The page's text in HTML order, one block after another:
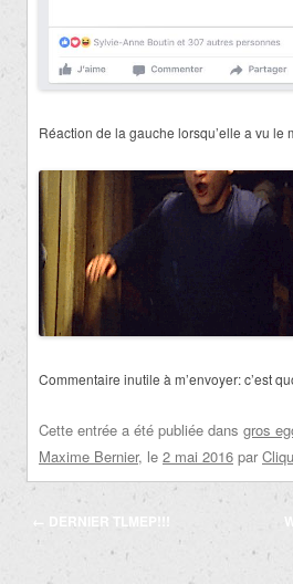
Réaction de la gauche lorsqu’elle a vu le
Commentaire inutile à m’envoyer: c’est
Cette entrée a été publiée dans gros
Maxime Bernier, le 2 mai 2016 par
Navigation
← DERNIER TLMEP!!!